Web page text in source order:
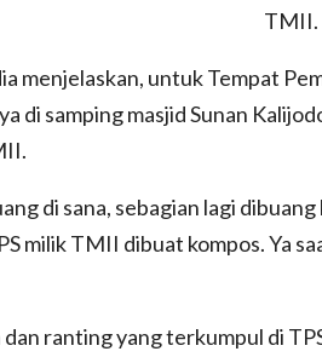
TMII.
menjelaskan, untuk Tempat
di samping masjid Sunan
di sana, sebagian lagi
milik TMII dibuat kompos. Ya
dan ranting yang terkumpul di